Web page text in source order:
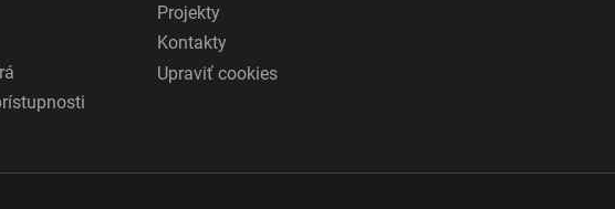
Projekty
Kontakty
Upraviť cookies